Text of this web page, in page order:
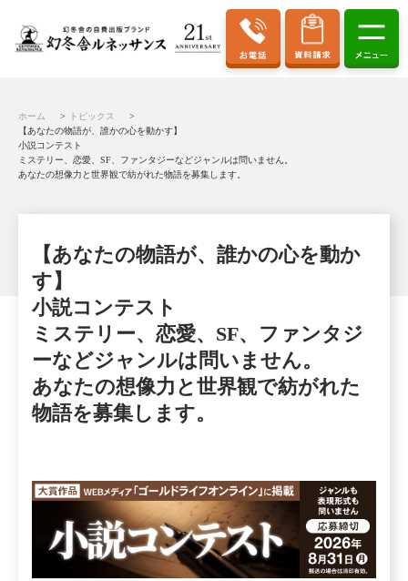
ホーム
トピックス
【あなたの物語が、誰かの心を動かす】
小説コンテスト
ミステリー、恋愛、SF、ファンタジーなどジャンルは問いません。
あなたの想像力と世界観で紡がれた物語を募集します。
【あなたの物語が、誰かの心を動か
す】
小説コンテスト
ミステリー、恋愛、SF、ファンタジ
ーなどジャンルは問いません。
あなたの想像力と世界観で紡がれた
物語を募集します。